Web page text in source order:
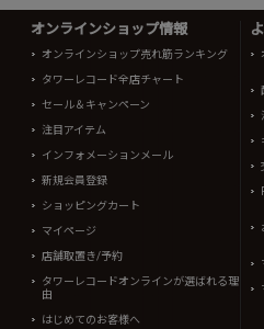
オンラインショップ情報
オンラインショップ売れ筋ランキング
タワーレコード全店チャート
セール＆キャンペーン
注目アイテム
インフォメーションメール
新規会員登録
ショッピングカート
マイページ
店舗取置き/予約
タワーレコードオンラインが選ばれる理
由
はじめてのお客様へ